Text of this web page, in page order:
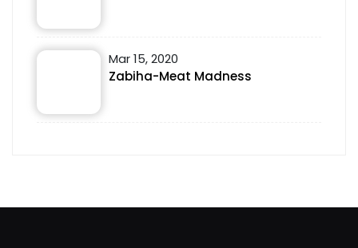
Mar 15, 2020
Zabiha-Meat Madness